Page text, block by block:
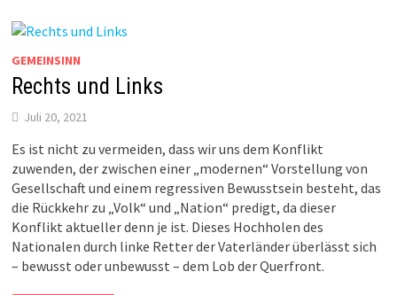
GEMEINSINN
Rechts und Links
Juli 20, 2021
Es ist nicht zu vermeiden, dass wir uns dem Konflikt
zuwenden, der zwischen einer „modernen“ Vorstellung von
Gesellschaft und einem regressiven Bewusstsein besteht, das
die Rückkehr zu „Volk“ und „Nation“ predigt, da dieser
Konflikt aktueller denn je ist. Dieses Hochholen des
Nationalen durch linke Retter der Vaterländer überlässt sich
– bewusst oder unbewusst – dem Lob der Querfront.